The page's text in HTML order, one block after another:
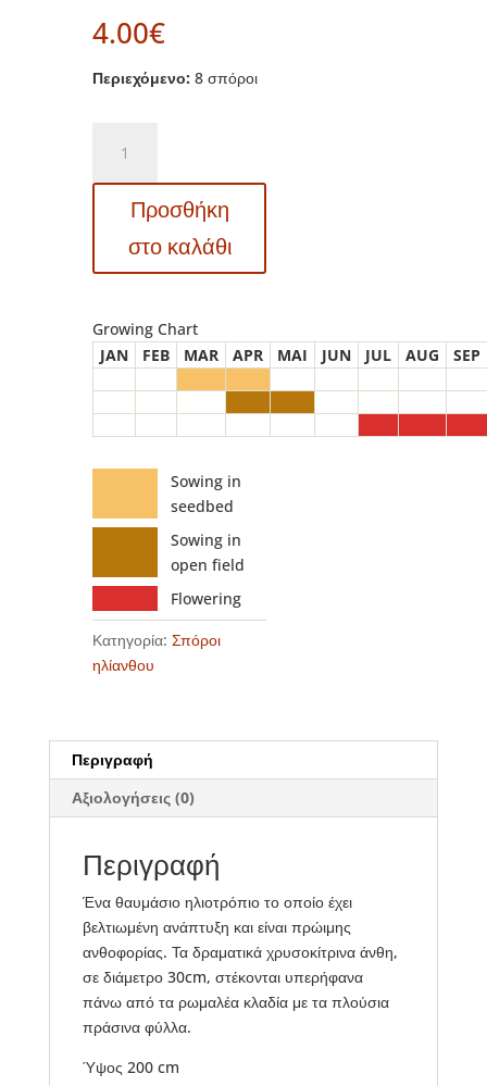
4.00€
Περιεχόμενο: 8 σπόροι
ηλίανθων
–
86811
(Helianthus
annuus)
Προσθήκη
στο καλάθι
Growing Chart
JAN
FEB MAR APR MAI JUN JUL AUG SEP
Sowing in
seedbed
Sowing in
open field
Flowering
Κατηγορία: Σπόροι
ηλίανθου
Περιγραφή
Αξιολογήσεις (0)
Περιγραφή
Ένα θαυμάσιο ηλιοτρόπιο το οποίο έχει
βελτιωμένη ανάπτυξη και είναι πρώιμης
ανθοφορίας. Τα δραματικά χρυσοκίτρινα άνθη,
σε διάμετρο 30cm, στέκονται υπερήφανα
πάνω από τα ρωμαλέα κλαδία με τα πλούσια
πράσινα φύλλα.
Ύψος 200 cm